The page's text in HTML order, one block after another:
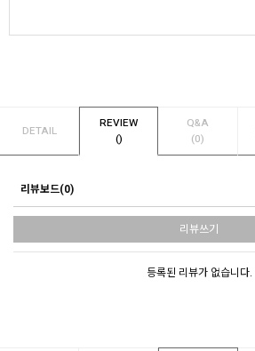
DETAIL
REVIEW
()
Q&A
(0)
리뷰보드(0)
리뷰쓰기
등록된 리뷰가 없습니다.